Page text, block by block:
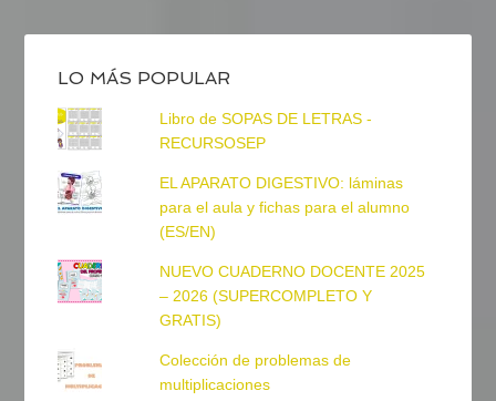
LO MÁS POPULAR
Libro de SOPAS DE LETRAS -
RECURSOSEP
EL APARATO DIGESTIVO: láminas
para el aula y fichas para el alumno
(ES/EN)
NUEVO CUADERNO DOCENTE 2025
– 2026 (SUPERCOMPLETO Y
GRATIS)
Colección de problemas de
multiplicaciones